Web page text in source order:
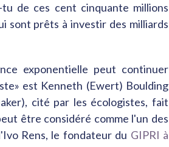
de ces cent cinquante millions
sont prêts à investir des milliards
exponentielle peut continuer
est Kenneth (Ewert) Boulding
cité par les écologistes, fait
être considéré comme l'un des
Rens, le fondateur du GIPRI à